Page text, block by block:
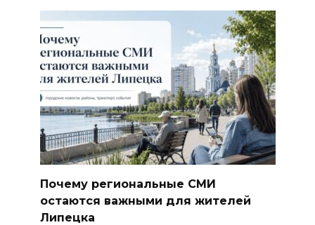
Почему региональные СМИ
остаются важными для жителей
Липецка